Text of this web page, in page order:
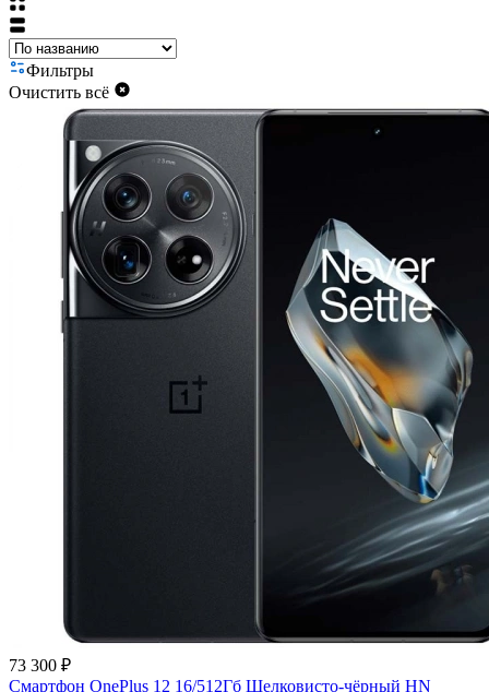
Фильтры
Очистить всё
73 300 ₽
Смартфон OnePlus 12 16/512Гб Шелковисто-чёрный HN